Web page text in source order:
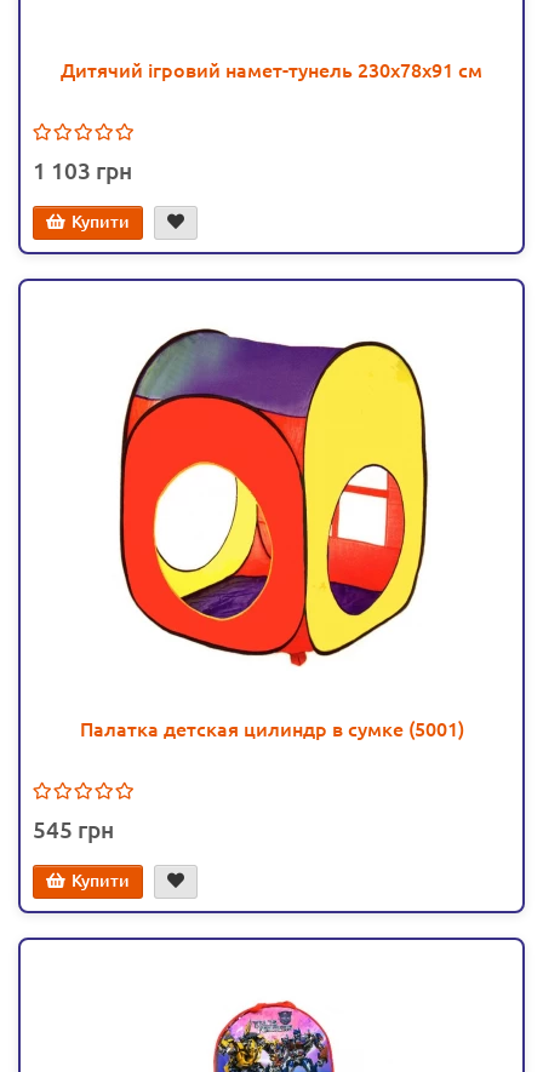
Дитячий ігровий намет-тунель 230х78х91 см
1 103
Купити
Палатка детская цилиндр в сумке (5001)
545
Купити